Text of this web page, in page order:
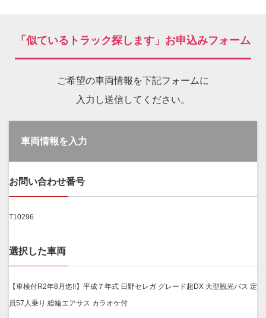
「似ているトラック探します」お申込みフォーム
ご希望の車両情報を下記フォームに
入力し送信してください。
車両情報を入力
お問い合わせ番号
T10296
選択した車両
【車検付R2年8月迄!!】平成７年式 日野セレガ グレード超DX 大型観光バス 定
員57人乗り 総輪エアサス カラオケ付